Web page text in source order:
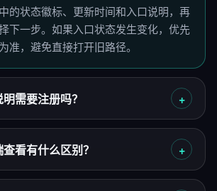
的状态徽标、更新时间和入口说明，再
下一步。如果入口状态发生变化，优先
准，避免直接打开旧路径。
需要注册吗？
看有什么区别？